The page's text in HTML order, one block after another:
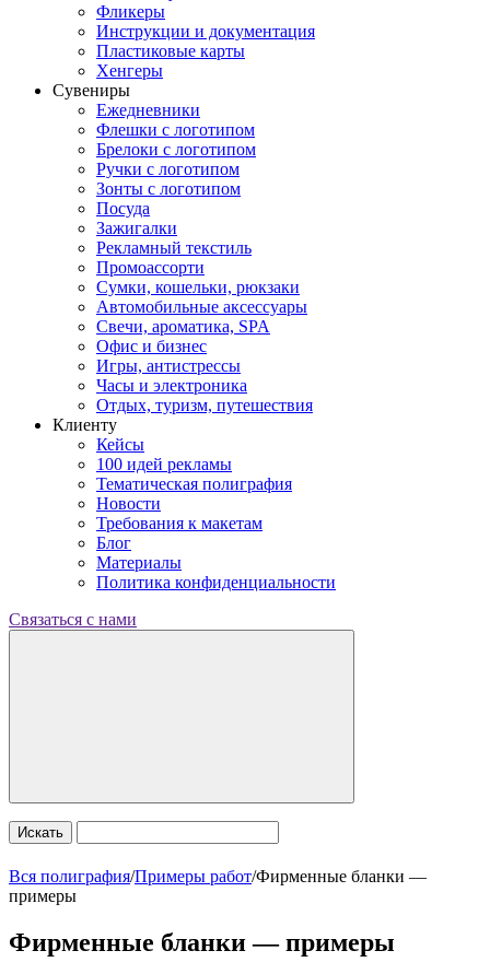
Фликеры
Инструкции и документация
Пластиковые карты
Хенгеры
Сувениры
Ежедневники
Флешки с логотипом
Брелоки с логотипом
Ручки с логотипом
Зонты с логотипом
Посуда
Зажигалки
Рекламный текстиль
Промоассорти
Сумки, кошельки, рюкзаки
Автомобильные аксессуары
Свечи, ароматика, SPA
Офис и бизнес
Игры, антистрессы
Часы и электроника
Отдых, туризм, путешествия
Клиенту
Кейсы
100 идей рекламы
Тематическая полиграфия
Новости
Требования к макетам
Блог
Материалы
Политика конфиденциальности
Связаться с нами
Искать
Вся полиграфия/Примеры работ/Фирменные бланки —
примеры
Фирменные бланки — примеры